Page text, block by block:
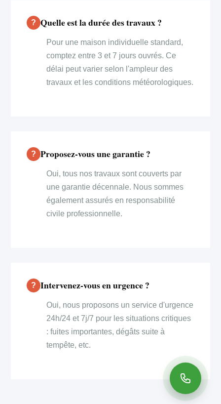
Quelle est la durée des travaux ?
Pour une maison individuelle standard,
comptez entre 3 et 7 jours ouvrés. Ce
délai peut varier selon l'ampleur des
travaux et les conditions météorologiques.
Proposez-vous une garantie ?
Oui, tous nos travaux sont couverts par
une garantie décennale. Nous sommes
également assurés en responsabilité
civile professionnelle.
Intervenez-vous en urgence ?
Oui, nous proposons un service d'urgence
24h/24 et 7j/7 pour les situations critiques
: fuites importantes, dégâts suite à
tempête, etc.